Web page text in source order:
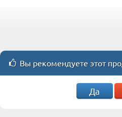
Вы рекомендуете этот
Да